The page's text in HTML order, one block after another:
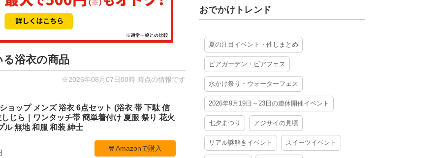
浴衣の商品
※2026年08月07日00時 時点の情報です
ョップ メンズ 浴衣 6点セット (浴衣 帯 下駄 信
じら｜ワンタッチ帯 簡単着付け 夏服 祭り 花火
ル 無地 和服 和装 紳士
Amazonで購入
おでかけトレンド
夏の注目イベント・催しまとめ
ビアガーデン・ビアフェス
水かけ祭り・ウォーターフェス
2026年9月19日～23日の連休開催イベント
七夕まつり アジサイの見頃
リアル謎解きイベント スイーツイベント